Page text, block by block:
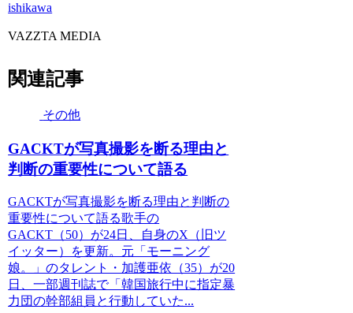
ishikawa
VAZZTA MEDIA
関連記事
その他
GACKTが写真撮影を断る理由と
判断の重要性について語る
GACKTが写真撮影を断る理由と判断の
重要性について語る歌手の
GACKT（50）が24日、自身のX（旧ツ
イッター）を更新。元「モーニング
娘。」のタレント・加護亜依（35）が20
日、一部週刊誌で「韓国旅行中に指定暴
力団の幹部組員と行動していた...